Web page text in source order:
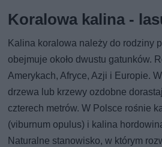
Koralowa kalina -
Kalina koralowa należy do rodziny
obejmuje około dwustu gatunków.
Amerykach, Afryce, Azji i Europie.
drzewa lub krzewy ozdobne
czterech metrów. W Polsce rośnie
(viburnum opulus) i kalina
Naturalne stanowisko, w którym